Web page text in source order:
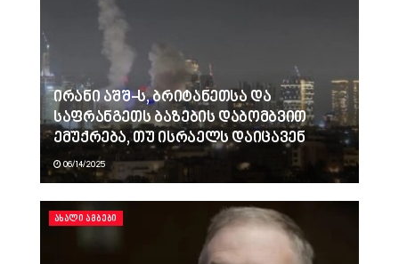
ირანი აშშ-ს, ბრიტანეთსა და
საფრანგეთს ბაზების დაბომბვით
ემუქრება, თუ ისრაელს დაიცავენ
06/14/2025
ᲐᲮᲐᲚᲘ ᲐᲛᲑᲔᲑᲘ